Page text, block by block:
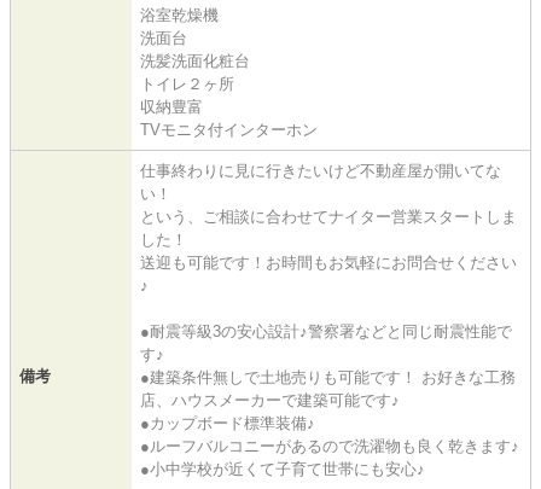
浴室乾燥機
洗面台
洗髪洗面化粧台
トイレ２ヶ所
収納豊富
TVモニタ付インターホン
備考
仕事終わりに見に行きたいけど不動産屋が開いてな
い！
という、ご相談に合わせてナイター営業スタートしま
した！
送迎も可能です！お時間もお気軽にお問合せください
♪
●耐震等級3の安心設計♪警察署などと同じ耐震性能で
す♪
●建築条件無しで土地売りも可能です！ お好きな工務
店、ハウスメーカーで建築可能です♪
●カップボード標準装備♪
●ルーフバルコニーがあるので洗濯物も良く乾きます♪
●小中学校が近くて子育て世帯にも安心♪